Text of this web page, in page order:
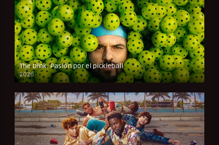
The Dink: Pasión por el pickleball
2026
FULL HD